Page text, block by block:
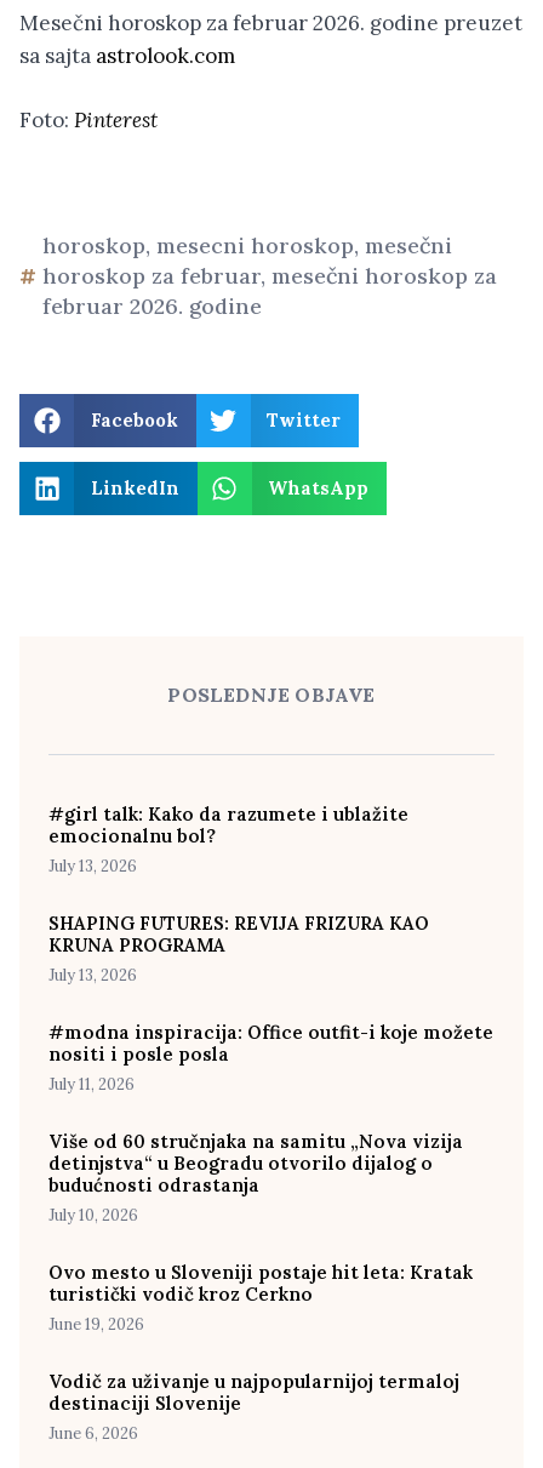
Mesečni horoskop za februar 2026. godine preuzet
sa sajta astrolook.com
Foto: Pinterest
horoskop, mesecni horoskop, mesečni
horoskop za februar, mesečni horoskop za
februar 2026. godine
Facebook Twitter
LinkedIn WhatsApp
POSLEDNJE OBJAVE
#girl talk: Kako da razumete i ublažite
emocionalnu bol?
July 13, 2026
SHAPING FUTURES: REVIJA FRIZURA KAO
KRUNA PROGRAMA
July 13, 2026
#modna inspiracija: Office outfit-i koje možete
nositi i posle posla
July 11, 2026
Više od 60 stručnjaka na samitu „Nova vizija
detinjstva“ u Beogradu otvorilo dijalog o
budućnosti odrastanja
July 10, 2026
Ovo mesto u Sloveniji postaje hit leta: Kratak
turistički vodič kroz Cerkno
June 19, 2026
Vodič za uživanje u najpopularnijoj termaloj
destinaciji Slovenije
June 6, 2026